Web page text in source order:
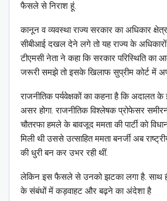
फैसले से निराश हूं.
कानून व व्यवस्था राज्य सरकार का अधिकार
सीबीआई दखल देने लगे तो यह राज्य के
टीएमसी नेता ने कहा कि सरकार परिस्थिति
जरूरी समझे तो इसके खिलाफ सुप्रीम कोर्ट में
राजनीतिक पर्यवेक्षकों का कहना है कि अदालत
असर होगा. राजनीतिक विश्लेषक प्रोफेसर
चौतरफा हमले के बावजूद ममता की पार्टी को
मिली थी उससे उत्साहित ममता बनर्जी अब
की धुरी बन कर उभर रही थीं.
लेकिन इस फैसले से उनको झटका लगा है. साथ
के संबंधों में कड़वाहट और बढ़ने का अंदेशा है